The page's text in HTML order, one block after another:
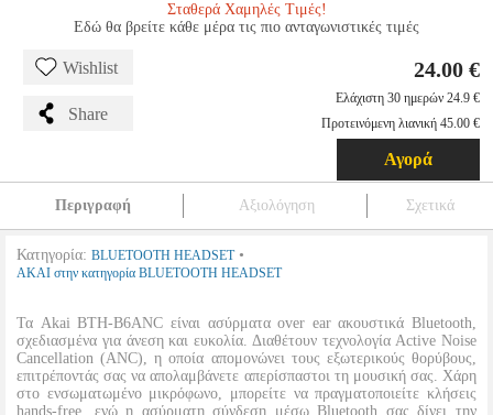
Σταθερά Χαμηλές Τιμές!
Εδώ θα βρείτε κάθε μέρα τις πιο ανταγωνιστικές τιμές
Wishlist
Share
24.00 €
Ελάχιστη 30 ημερών 24.9 €
Προτεινόμενη λιανική 45.00 €
Αγορά
Περιγραφή Αξιολόγηση Σχετικά
Κατηγορία: BLUETOOTH HEADSET•
ΑΚΑΙ στην κατηγορία BLUETOOTH HEADSET
Τα Akai BTH-B6ANC είναι ασύρματα over ear ακουστικά Bluetooth,
σχεδιασμένα για άνεση και ευκολία. Διαθέτουν τεχνολογία Active Noise
Cancellation (ANC), η οποία απομονώνει τους εξωτερικούς θορύβους,
επιτρέποντάς σας να απολαμβάνετε απερίσπαστοι τη μουσική σας. Χάρη
στο ενσωματωμένο μικρόφωνο, μπορείτε να πραγματοποιείτε κλήσεις
hands-free, ενώ η ασύρματη σύνδεση μέσω Bluetooth σας δίνει την